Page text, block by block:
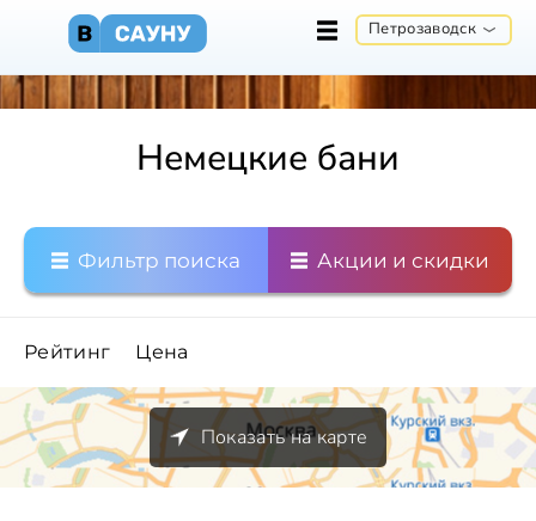
Петрозаводск
Немецкие бани
Фильтр поиска Акции и скидки
Рейтинг Цена
Показать на карте